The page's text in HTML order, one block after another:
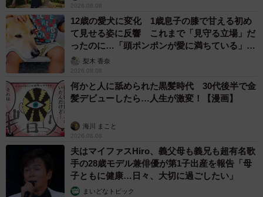
2026.08.08
12歳の愛犬に変化 1歳息子の膝で甘える初め
て見せる姿に反響 これまで「見守る立場」だ
ったのに…「頭ポンポンが愛に満ちている」
「尊…」
梨木 香奈
2026.08.08
何かと人に舐められた黒髪時代 30代後半で金
髪デビューしたら…人生が激変！【漫画】
海川 まこと
2026.08.08
夫はマイファスHiro、義父母も義兄も超有名歌
手の28歳モデル兼俳優が第1子出産を報告「母
子ともに健康…日々、大切に過ごしたい」
まいどなトピック